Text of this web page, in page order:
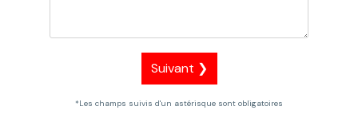
Suivant ❯
*Les champs suivis d'un astérisque sont obligatoires